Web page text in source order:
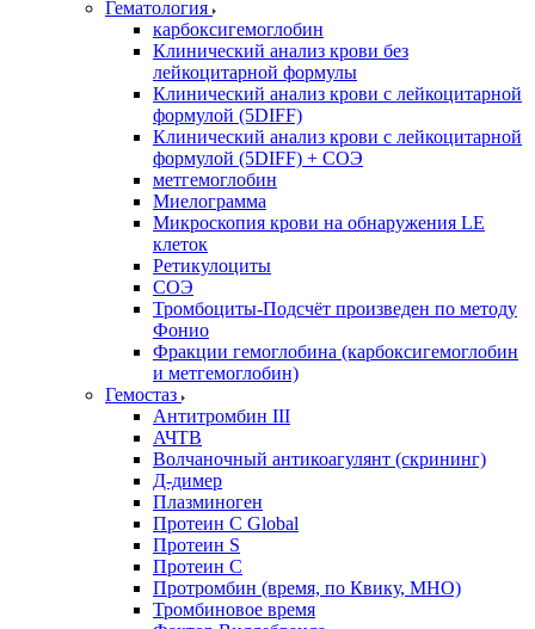
Гематология
карбоксигемоглобин
Клинический анализ крови без
лейкоцитарной формулы
Клинический анализ крови с лейкоцитарной
формулой (5DIFF)
Клинический анализ крови с лейкоцитарной
формулой (5DIFF) + СОЭ
метгемоглобин
Миелограмма
Микроскопия крови на обнаружения LE
клеток
Ретикулоциты
СОЭ
Тромбоциты-Подсчёт произведен по методу
Фонио
Фракции гемоглобина (карбоксигемоглобин
и метгемоглобин)
Гемостаз
Антитромбин III
АЧТВ
Волчаночный антикоагулянт (скрининг)
Д-димер
Плазминоген
Протеин C Global
Протеин S
Протеин С
Протромбин (время, по Квику, МНО)
Тромбиновое время